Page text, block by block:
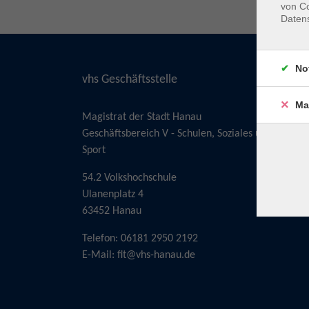
vhs Geschäftsstelle
Magistrat der Stadt Hanau
Geschäftsbereich V - Schulen, Soziales und
Sport
54.2 Volkshochschule
Ulanenplatz 4
63452 Hanau
Telefon: 06181 2950 2192
E-Mail: fit@vhs-hanau.de
von